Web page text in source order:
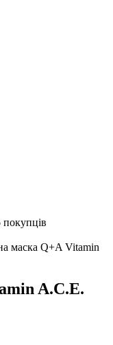
покупців
маска Q+A Vitamin
A.C.E.